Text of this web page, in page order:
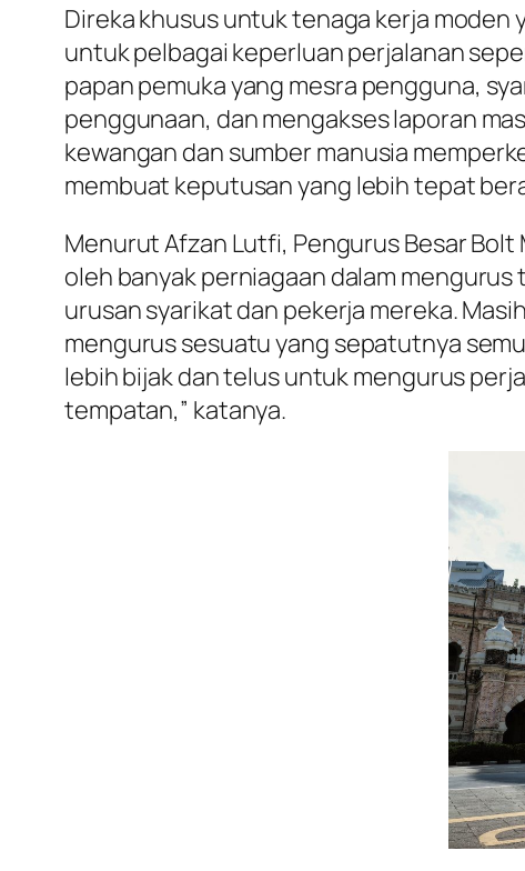
Direka khusus untuk tenaga kerja moden
untuk pelbagai keperluan perjalanan
papan pemuka yang mesra pengguna,
penggunaan, dan mengakses laporan
kewangan dan sumber manusia
membuat keputusan yang lebih tepat
Menurut Afzan Lutfi, Pengurus Besar
oleh banyak perniagaan dalam
urusan syarikat dan pekerja mereka.
mengurus sesuatu yang sepatutnya
lebih bijak dan telus untuk mengurus
tempatan,” katanya.